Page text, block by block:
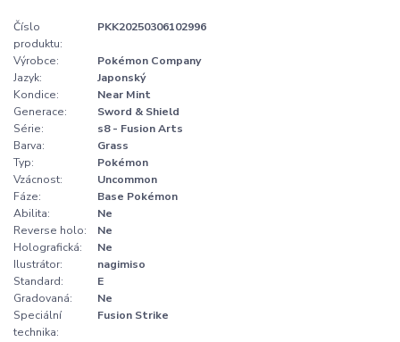
Číslo
produktu:
PKK20250306102996
Výrobce:
Pokémon Company
Jazyk:
Japonský
Kondice:
Near Mint
Generace:
Sword & Shield
Série:
s8 - Fusion Arts
Barva:
Grass
Typ:
Pokémon
Vzácnost:
Uncommon
Fáze:
Base Pokémon
Abilita:
Ne
Reverse holo:
Ne
Holografická:
Ne
Ilustrátor:
nagimiso
Standard:
E
Gradovaná:
Ne
Speciální
technika:
Fusion Strike